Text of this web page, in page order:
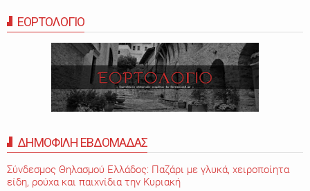
ΕΟΡΤΟΛΟΓΙΟ
ΔΗΜΟΦΙΛΗ ΕΒΔΟΜΑΔΑΣ
Σύνδεσμος Θηλασμού Ελλάδος: Παζάρι με γλυκά, χειροποίητα
είδη, ρούχα και παιχνίδια την Κυριακή